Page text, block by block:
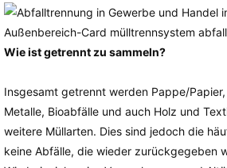
Wie ist getrennt zu sammeln?
Insgesamt getrennt werden Pappe/
Metalle, Bioabfälle und auch Holz und
weitere Müllarten. Dies sind jedoch die
keine Abfälle, die wieder zurückgegeben